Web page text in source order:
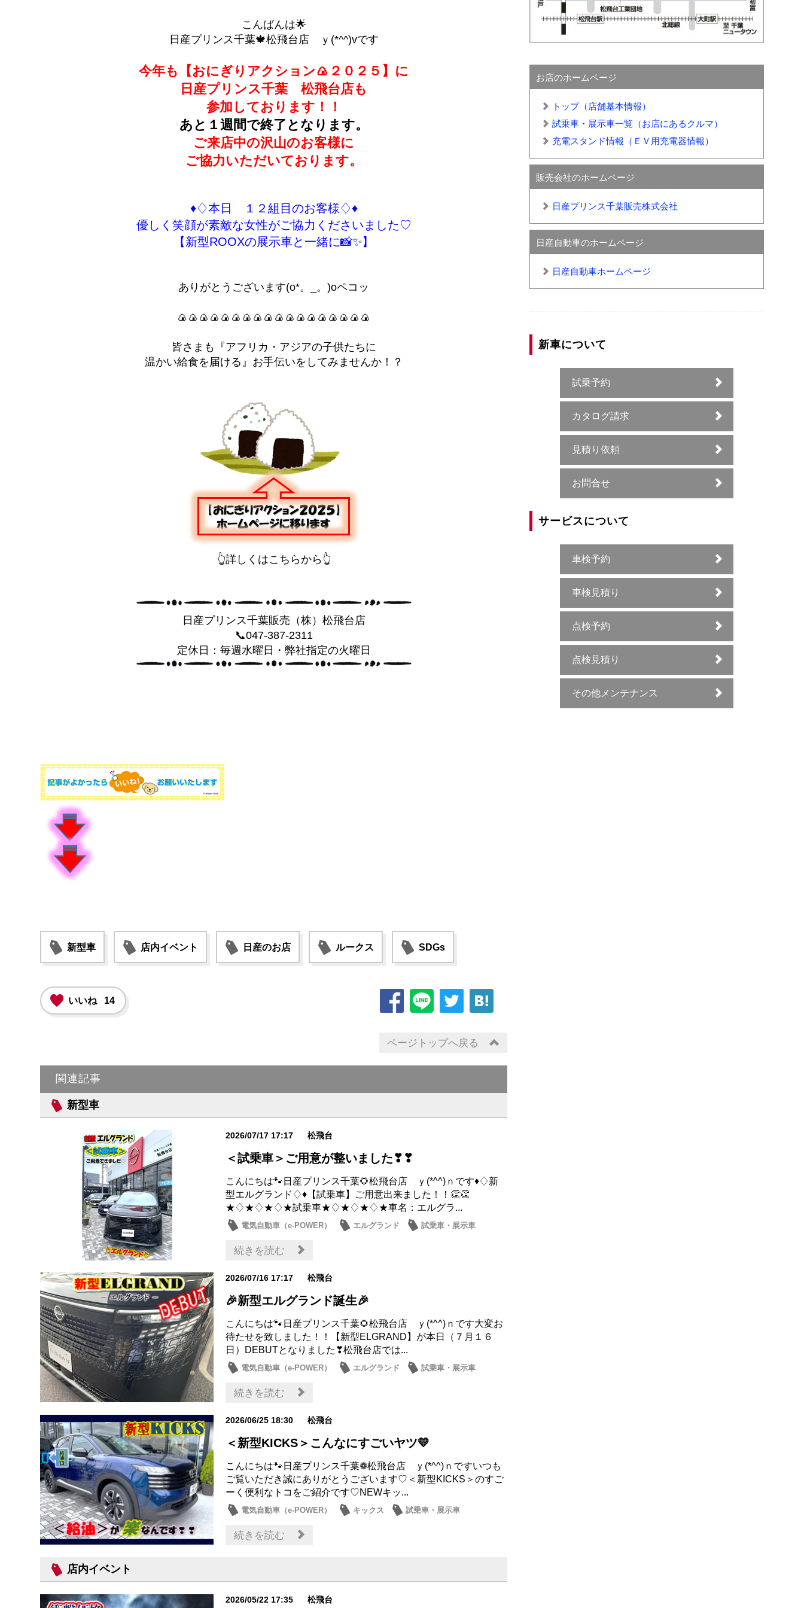
こんばんは🌟
日産プリンス千葉🍁松飛台店 ｙ(*^^)vです
今年も【おにぎりアクション🍙２０２５】に
日産プリンス千葉 松飛台店も
参加しております！！
あと１週間で終了となります。
ご来店中の沢山のお客様に
ご協力いただいております。
♦♢本日 １２組目のお客様♢♦
優しく笑顔が素敵な女性がご協力くださいました♡
【新型ROOXの展示車と一緒に📸✨】
ありがとうございます(o*。_。)oペコッ
🍙🍙🍙🍙🍙🍙🍙🍙🍙🍙🍙🍙🍙🍙🍙🍙🍙🍙
皆さまも『アフリカ・アジアの子供たちに
温かい給食を届ける』お手伝いをしてみませんか！？
👆詳しくはこちらから👆
日産プリンス千葉販売（株）松飛台店
📞047-387-2311
定休日：毎週水曜日・弊社指定の火曜日
新型車 店内イベント 日産のお店 ルークス SDGs
いいね 14
ページトップへ戻る
関連記事
新型車
2026/07/17 17:17 松飛台
＜試乗車＞ご用意が整いました❣❣
こんにちは🐾日産プリンス千葉🌻松飛台店 ｙ(*^^)ｎです♦♢新
型エルグランド♢♦【試乗車】ご用意出来ました！！👏👏
★♢★♢★♢★試乗車★♢★♢★♢★車名：エルグラ...
電気自動車（e-POWER） エルグランド
試乗車・展示車
日産のお店
続きを読む
2026/07/16 17:17 松飛台
🎉新型エルグランド誕生🎉
こんにちは🐾日産プリンス千葉🌻松飛台店 ｙ(*^^)ｎです大変お
待たせを致しました！！【新型ELGRAND】が本日（７月１６
日）DEBUTとなりました❣松飛台店では...
電気自動車（e-POWER） エルグランド
試乗車・展示車
日産のお店
続きを読む
2026/06/25 18:30 松飛台
＜新型KICKS＞こんなにすごいヤツ💛
こんにちは🐾日産プリンス千葉❁松飛台店 ｙ(*^^)ｎですいつも
ご覧いただき誠にありがとうございます♡＜新型KICKS＞のすご
ーく便利なトコをご紹介です♡NEWキッ...
電気自動車（e-POWER） キックス
試乗車・展示車
日産のお店
続きを読む
店内イベント
2026/05/22 17:35 松飛台
お店のホームページ
トップ（店舗基本情報）
試乗車・展示車一覧（お店にあるクルマ）
充電スタンド情報（ＥＶ用充電器情報）
販売会社のホームページ
日産プリンス千葉販売株式会社
日産自動車のホームページ
日産自動車ホームページ
新車について
試乗予約
カタログ請求
見積り依頼
お問合せ
サービスについて
車検予約
車検見積り
点検予約
点検見積り
その他メンテナンス